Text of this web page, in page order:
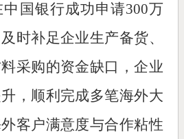
国银行成功申请300万
时补足企业生产备货、
采购的资金缺口，企业
，顺利完成多笔海外大
客户满意度与合作粘性